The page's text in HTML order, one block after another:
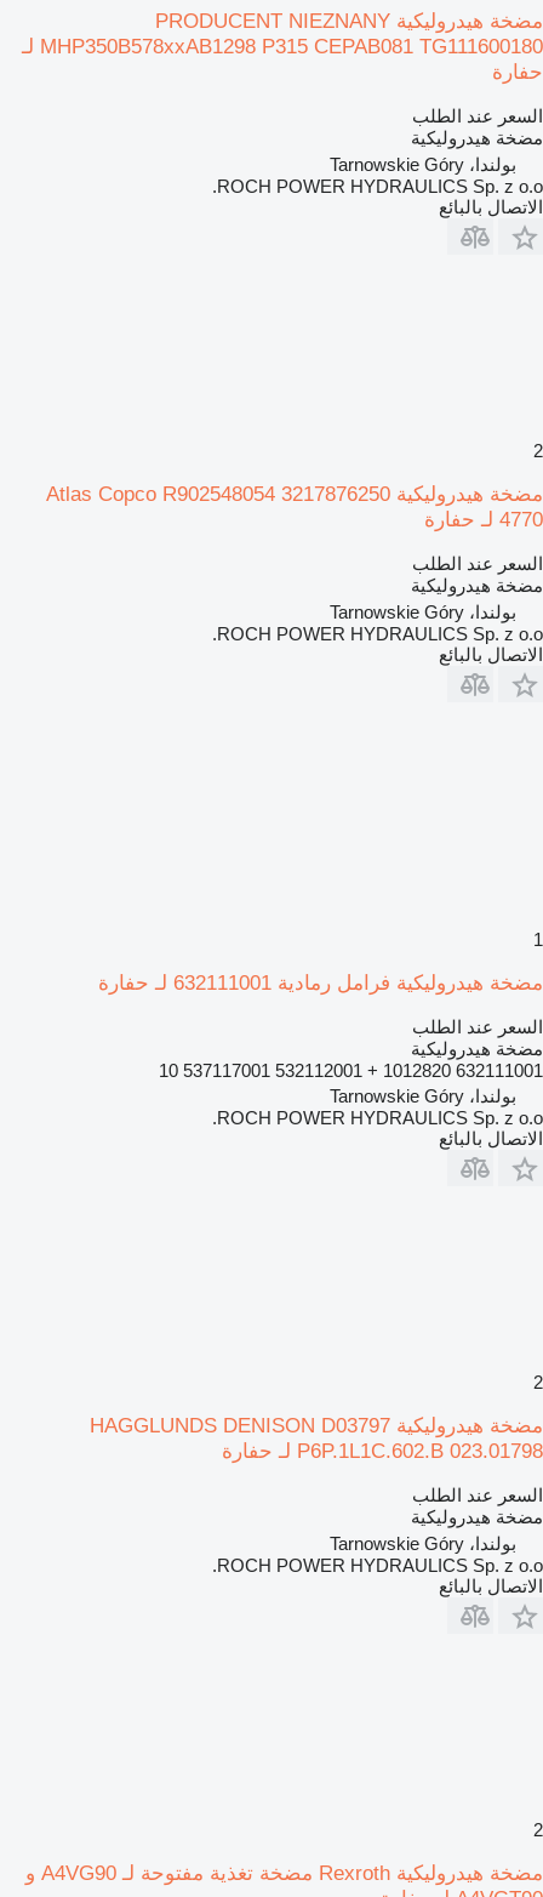
مضخة هيدروليكية PRODUCENT NIEZNANY
MHP350B578xxAB1298 P315 CEPAB081 TG111600180 لـ
حفارة
السعر عند الطلب
مضخة هيدروليكية
بولندا، Tarnowskie Góry
ROCH POWER HYDRAULICS Sp. z o.o.
الاتصال بالبائع
2
مضخة هيدروليكية Atlas Copco R902548054 3217876250
4770 لـ حفارة
السعر عند الطلب
مضخة هيدروليكية
بولندا، Tarnowskie Góry
ROCH POWER HYDRAULICS Sp. z o.o.
الاتصال بالبائع
1
مضخة هيدروليكية فرامل رمادية 632111001 لـ حفارة
السعر عند الطلب
مضخة هيدروليكية
632111001 1012820 + 532112001 537117001 10
بولندا، Tarnowskie Góry
ROCH POWER HYDRAULICS Sp. z o.o.
الاتصال بالبائع
2
مضخة هيدروليكية HAGGLUNDS DENISON D03797
P6P.1L1C.602.B 023.01798 لـ حفارة
السعر عند الطلب
مضخة هيدروليكية
بولندا، Tarnowskie Góry
ROCH POWER HYDRAULICS Sp. z o.o.
الاتصال بالبائع
2
مضخة هيدروليكية Rexroth مضخة تغذية مفتوحة لـ A4VG90 و